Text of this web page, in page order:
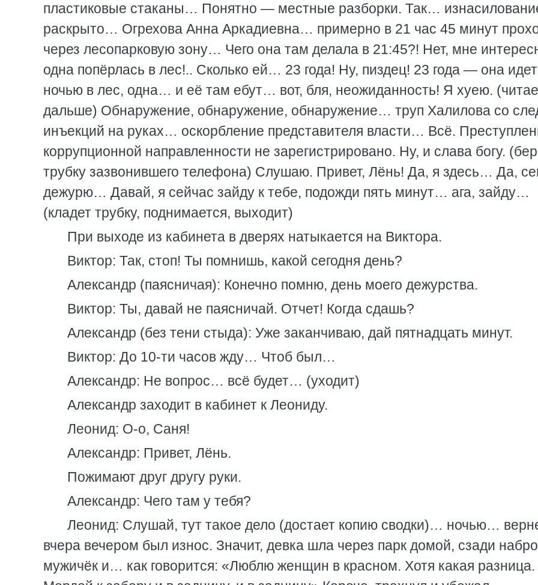
пластиковые стаканы… Понятно — местные разборки. Так…
раскрыто… Огрехова Анна Аркадиевна… примерно в 21 час 45 минут
через лесопарковую зону… Чего она там делала в 21:45?! Нет, мне
одна попёрлась в лес!.. Сколько ей… 23 года! Ну, пиздец! 23 года — она идет
ночью в лес, одна… и её там ебут… вот, бля, неожиданность! Я хуею.
дальше) Обнаружение, обнаружение, обнаружение… труп Халилова со
инъекций на руках… оскорбление представителя власти… Всё.
коррупционной направленности не зарегистрировано. Ну, и слава богу.
трубку зазвонившего телефона) Слушаю. Привет, Лёнь! Да, я здесь… Да,
дежурю… Давай, я сейчас зайду к тебе, подожди пять минут… ага, зайду…
(кладет трубку, поднимается, выходит)
При выходе из кабинета в дверях натыкается на Виктора.
Виктор: Так, стоп! Ты помнишь, какой сегодня день?
Александр (паясничая): Конечно помню, день моего дежурства.
Виктор: Ты, давай не паясничай. Отчет! Когда сдашь?
Александр (без тени стыда): Уже заканчиваю, дай пятнадцать минут.
Виктор: До 10-ти часов жду… Чтоб был…
Александр: Не вопрос… всё будет… (уходит)
Александр заходит в кабинет к Леониду.
Леонид: О-о, Саня!
Александр: Привет, Лёнь.
Пожимают друг другу руки.
Александр: Чего там у тебя?
Леонид: Слушай, тут такое дело (достает копию сводки)… ночью…
вчера вечером был износ. Значит, девка шла через парк домой, сзади
мужичёк и… как говорится: «Люблю женщин в красном. Хотя какая разница.